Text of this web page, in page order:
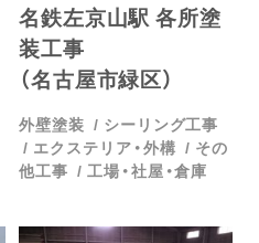
名鉄左京山駅 各所塗
装工事
（名古屋市緑区）
外壁塗装
シーリング工事
エクステリア・外構
その
他工事
工場・社屋・倉庫